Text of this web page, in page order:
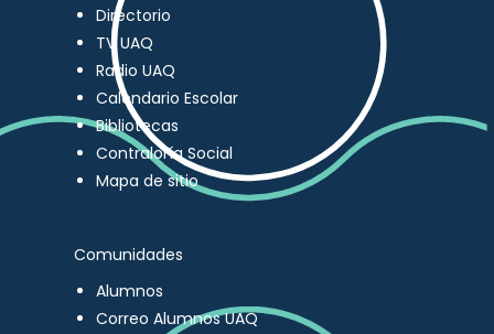
Directorio
TV UAQ
Radio UAQ
Calendario Escolar
Bibliotecas
Contraloría Social
Mapa de sitio
Comunidades
Alumnos
Correo Alumnos UAQ